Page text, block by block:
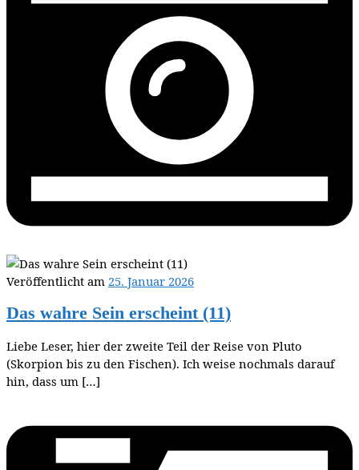
Veröffentlicht am 25. Januar 2026
Das wahre Sein erscheint (11)
Liebe Leser, hier der zweite Teil der Reise von Pluto
(Skorpion bis zu den Fischen). Ich weise nochmals darauf
hin, dass um […]